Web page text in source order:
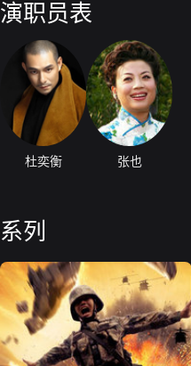
演职员表
杜奕衡 张也
系列